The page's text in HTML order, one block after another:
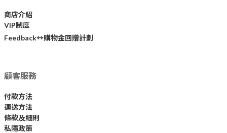
商店介紹
VIP制度
Feedback↔購物金回贈計劃
顧客服務
付款方法
運送方法
條款及細則
私隱政策